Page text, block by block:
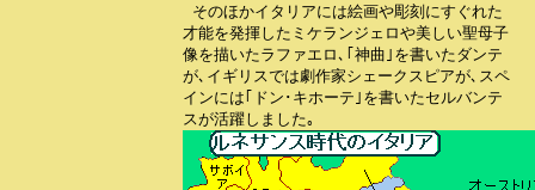
そのほかイタリアには絵画や彫刻にすぐれた
才能を発揮したミケランジェロや美しい聖母子
像を描いたラファエロ､｢神曲｣を書いたダンテ
が､イギリスでは劇作家シェークスピアが､スペ
インには｢ドン･キホーテ｣を書いたセルバンテ
スが活躍しました｡